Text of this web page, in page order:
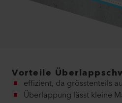
Vorteile
effizient, da grösstenteils
Überlappung lässt kleine